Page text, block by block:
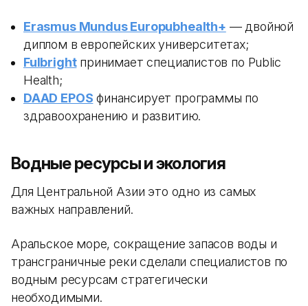
Erasmus Mundus Europubhealth+ — двойной
диплом в европейских университетах;
Fulbrightпринимает специалистов по Public
Health;
DAAD EPOS финансирует программы по
здравоохранению и развитию.
Водные ресурсы и экология
Для Центральной Азии это одно из самых
важных направлений.
Аральское море, сокращение запасов воды и
трансграничные реки сделали специалистов по
водным ресурсам стратегически
необходимыми.